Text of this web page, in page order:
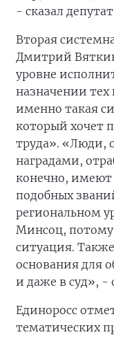
- сказал
Вторая
Дмитрий
уровне
назначении
именно такая
который хочет
труда». «Люди,
наградами,
конечно, имеют
подобных
региональном
Минсоц, потому
ситуация.
основания для
и даже в суд», -
Единоросс
тематических